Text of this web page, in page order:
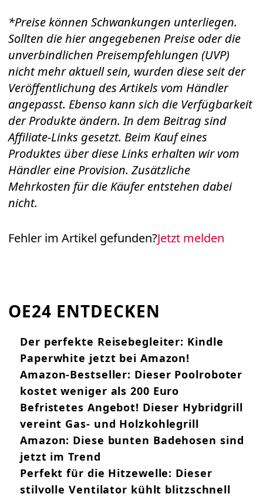
*Preise können Schwankungen unterliegen.
Sollten die hier angegebenen Preise oder die
unverbindlichen Preisempfehlungen (UVP)
nicht mehr aktuell sein, wurden diese seit der
Veröffentlichung des Artikels vom Händler
angepasst. Ebenso kann sich die Verfügbarkeit
der Produkte ändern. In dem Beitrag sind
Affiliate-Links gesetzt. Beim Kauf eines
Produktes über diese Links erhalten wir vom
Händler eine Provision. Zusätzliche
Mehrkosten für die Käufer entstehen dabei
nicht.
Fehler im Artikel gefunden?Jetzt melden
OE24 ENTDECKEN
Der perfekte Reisebegleiter: Kindle
Paperwhite jetzt bei Amazon!
Amazon-Bestseller: Dieser Poolroboter
kostet weniger als 200 Euro
Befristetes Angebot! Dieser Hybridgrill
vereint Gas- und Holzkohlegrill
Amazon: Diese bunten Badehosen sind
jetzt im Trend
Perfekt für die Hitzewelle: Dieser
stilvolle Ventilator kühlt blitzschnell